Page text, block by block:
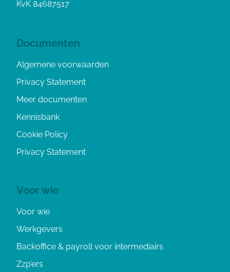
KvK 84687517
Documenten
Algemene voorwaarden
Privacy Statement
Meer documenten
Kennisbank
Cookie Policy
Privacy Statement
Voor wie
Voor wie
Werkgevers
Backoffice & payroll voor intermediairs
Zzp’ers